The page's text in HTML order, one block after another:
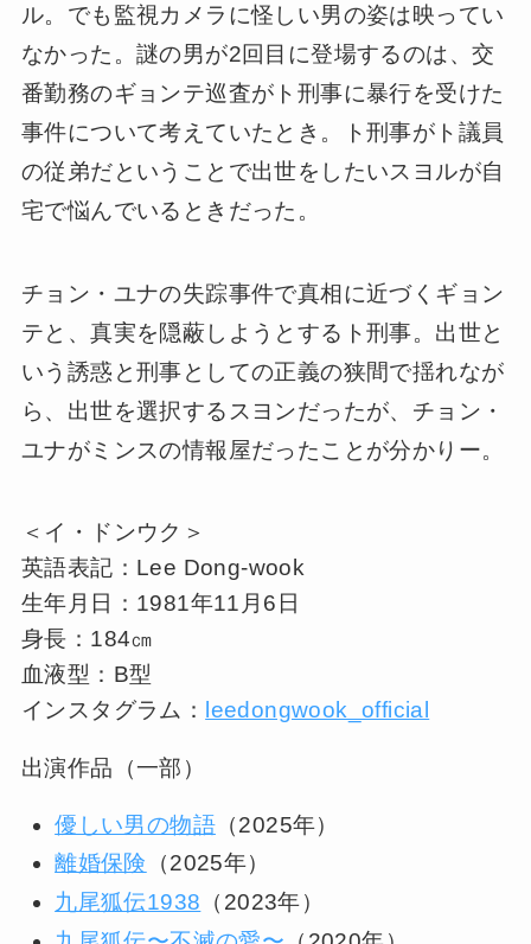
ル。でも監視カメラに怪しい男の姿は映ってい
なかった。謎の男が2回目に登場するのは、交
番勤務のギョンテ巡査がト刑事に暴行を受けた
事件について考えていたとき。ト刑事がト議員
の従弟だということで出世をしたいスヨルが自
宅で悩んでいるときだった。
チョン・ユナの失踪事件で真相に近づくギョン
テと、真実を隠蔽しようとするト刑事。出世と
いう誘惑と刑事としての正義の狭間で揺れなが
ら、出世を選択するスヨンだったが、チョン・
ユナがミンスの情報屋だったことが分かりー。
＜イ・ドンウク＞
英語表記：Lee Dong-wook
生年月日：1981年11月6日
身長：184㎝
血液型：B型
インスタグラム：
leedongwook_official
出演作品（一部）
優しい男の物語（2025年）
離婚保険 （2025年）
九尾狐伝1938 （2023年）